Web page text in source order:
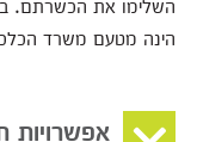
הינה מטעם משרד
אפשרויות